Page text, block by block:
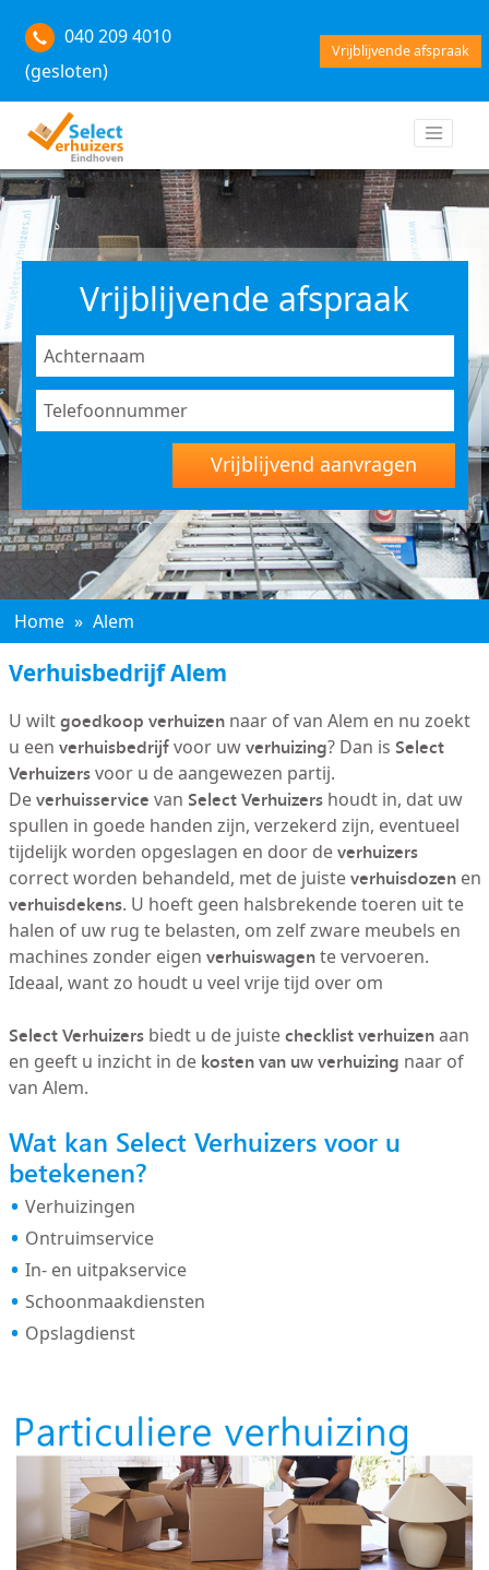
040 209 4010
(gesloten)
Vrijblijvende afspraak
Vrijblijvende afspraak
Vrijblijvend aanvragen
Home » Alem
Verhuisbedrijf Alem
U wiltgoedkoop verhuizennaar of van Alem en nu zoekt
u een verhuisbedrijfvoor uwverhuizing? Dan is Select
Verhuizersvoor u de aangewezen partij.
Deverhuisservice van Select Verhuizershoudt in, dat uw
spullen in goede handen zijn, verzekerd zijn, eventueel
tijdelijk worden opgeslagen en door deverhuizers
correct worden behandeld, met de juisteverhuisdozenen
verhuisdekens. U hoeft geen halsbrekende toeren uit te
halen of uw rug te belasten, om zelf zware meubels en
machines zonder eigen verhuiswagente vervoeren.
Ideaal, want zo houdt u veel vrije tijd over om
Select Verhuizersbiedt u de juistechecklist verhuizenaan
en geeft u inzicht in de kosten van uw verhuizing naar of
van Alem.
Wat kan Select Verhuizers voor u
betekenen?
Verhuizingen
Ontruimservice
In- en uitpakservice
Schoonmaakdiensten
Opslagdienst